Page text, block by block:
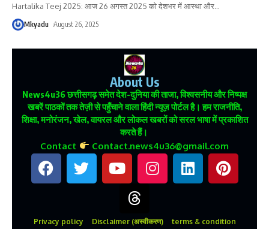
Hartalika Teej 2025: आज 26 अगस्त 2025 को देशभर में आस्था और…
Mkyadu August 26, 2025
About Us
News4u36छत्तीसगढ़ समेत देश-दुनिया की ताजा, विश्वसनीय और निष्पक्ष
खबरें पाठकों तक तेज़ी से पहुँचाने वाला हिंदी न्यूज़ पोर्टल है। हम राजनीति,
शिक्षा, मनोरंजन, खेल, वायरल और लोकल खबरों को सरल भाषा में प्रकाशित
करते हैं।
Contact Contact.news4u36@gmail.com
Privacy policy Disclaimer (अस्वीकरण) terms & condition